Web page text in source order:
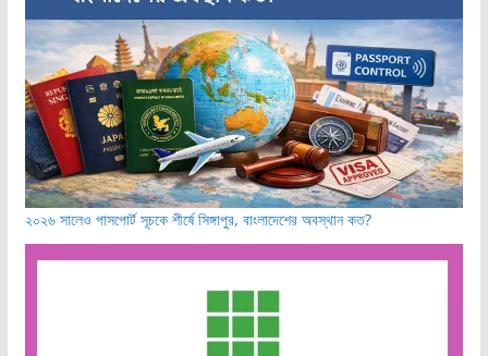
২০২৬ সালেও পাসপোর্ট সূচকে শীর্ষে সিঙ্গাপুর, বাংলাদেশের অবস্থান কত?